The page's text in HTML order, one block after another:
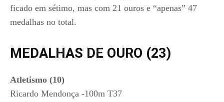
ficado em sétimo, mas com 21 ouros e “apenas” 47
medalhas no total.
MEDALHAS DE OURO (23)
Atletismo (10)
Ricardo Mendonça -100m T37